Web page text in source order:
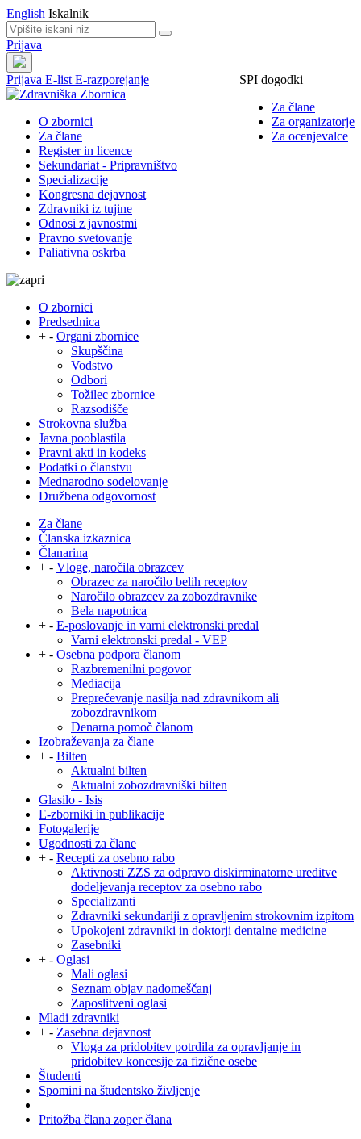
English Iskalnik
Prijava
Prijava
SPI dogodki
Za člane
Za organizatorje
Za ocenjevalce
E-list E-razporejanje
O zbornici
Za člane
Register in licence
Sekundariat - Pripravništvo
Specializacije
Kongresna dejavnost
Zdravniki iz tujine
Odnosi z javnostmi
Pravno svetovanje
Paliativna oskrba
O zbornici
Predsednica
+ - Organi zbornice
Skupščina
Vodstvo
Odbori
Tožilec zbornice
Razsodišče
Strokovna služba
Javna pooblastila
Pravni akti in kodeks
Podatki o članstvu
Mednarodno sodelovanje
Družbena odgovornost
Za člane
Članska izkaznica
Članarina
+ - Vloge, naročila obrazcev
Obrazec za naročilo belih receptov
Naročilo obrazcev za zobozdravnike
Bela napotnica
+ - E-poslovanje in varni elektronski predal
Varni elektronski predal - VEP
+ - Osebna podpora članom
Razbremenilni pogovor
Mediacija
Preprečevanje nasilja nad zdravnikom ali
zobozdravnikom
Denarna pomoč članom
Izobraževanja za člane
+ - Bilten
Aktualni bilten
Aktualni zobozdravniški bilten
Glasilo - Isis
E-zborniki in publikacije
Fotogalerije
Ugodnosti za člane
+ - Recepti za osebno rabo
Aktivnosti ZZS za odpravo diskirminatorne ureditve
dodeljevanja receptov za osebno rabo
Specializanti
Zdravniki sekundariji z opravljenim strokovnim izpitom
Upokojeni zdravniki in doktorji dentalne medicine
Zasebniki
+ - Oglasi
Mali oglasi
Seznam objav nadomeščanj
Zaposlitveni oglasi
Mladi zdravniki
+ - Zasebna dejavnost
Vloga za pridobitev potrdila za opravljanje in
pridobitev koncesije za fizične osebe
Študenti
Spomini na študentsko življenje
Pritožba člana zoper člana